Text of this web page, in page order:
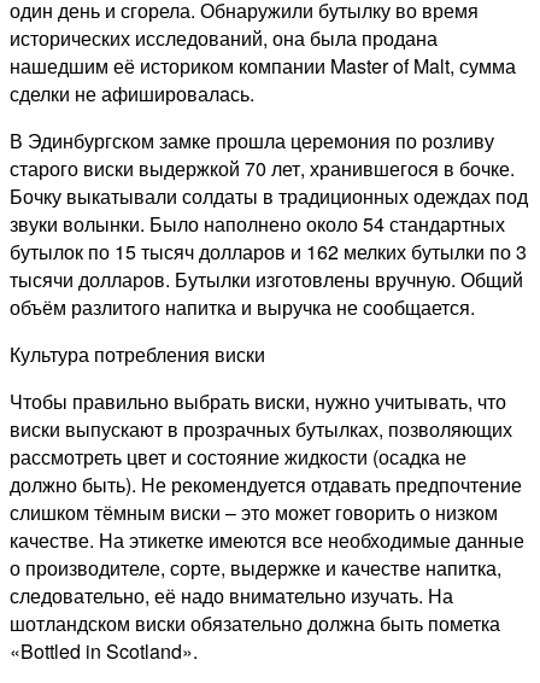
один день и сгорела. Обнаружили бутылку во время
исторических исследований, она была продана
нашедшим её историком компании Master of Malt, сумма
сделки не афишировалась.
В Эдинбургском замке прошла церемония по розливу
старого виски выдержкой 70 лет, хранившегося в бочке.
Бочку выкатывали солдаты в традиционных одеждах под
звуки волынки. Было наполнено около 54 стандартных
бутылок по 15 тысяч долларов и 162 мелких бутылки по 3
тысячи долларов. Бутылки изготовлены вручную. Общий
объём разлитого напитка и выручка не сообщается.
Культура потребления виски
Чтобы правильно выбрать виски, нужно учитывать, что
виски выпускают в прозрачных бутылках, позволяющих
рассмотреть цвет и состояние жидкости (осадка не
должно быть). Не рекомендуется отдавать предпочтение
слишком тёмным виски – это может говорить о низком
качестве. На этикетке имеются все необходимые данные
о производителе, сорте, выдержке и качестве напитка,
следовательно, её надо внимательно изучать. На
шотландском виски обязательно должна быть пометка
«Bottled in Scotland».